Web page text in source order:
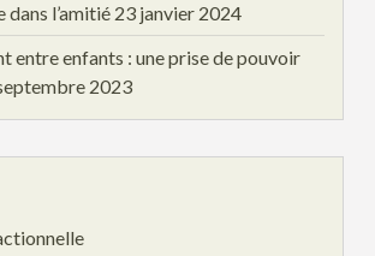
dans l’amitié 23 janvier 2024
entre enfants : une prise de pouvoir
2023